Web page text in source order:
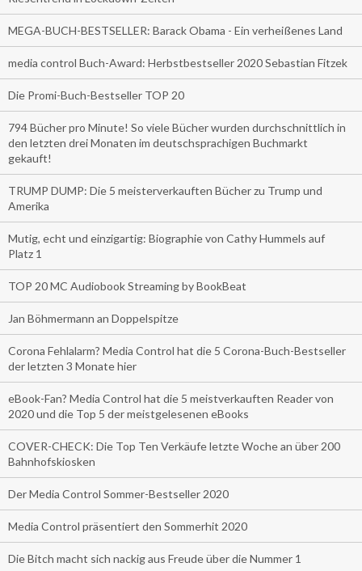
MEGA-BUCH-BESTSELLER: Barack Obama - Ein verheißenes Land
media control Buch-Award: Herbstbestseller 2020 Sebastian Fitzek
Die Promi-Buch-Bestseller TOP 20
794 Bücher pro Minute! So viele Bücher wurden durchschnittlich in
den letzten drei Monaten im deutschsprachigen Buchmarkt
gekauft!
TRUMP DUMP: Die 5 meisterverkauften Bücher zu Trump und
Amerika
Mutig, echt und einzigartig: Biographie von Cathy Hummels auf
Platz 1
TOP 20 MC Audiobook Streaming by BookBeat
Jan Böhmermann an Doppelspitze
Corona Fehlalarm? Media Control hat die 5 Corona-Buch-Bestseller
der letzten 3 Monate hier
eBook-Fan? Media Control hat die 5 meistverkauften Reader von
2020 und die Top 5 der meistgelesenen eBooks
COVER-CHECK: Die Top Ten Verkäufe letzte Woche an über 200
Bahnhofskiosken
Der Media Control Sommer-Bestseller 2020
Media Control präsentiert den Sommerhit 2020
Die Bitch macht sich nackig aus Freude über die Nummer 1